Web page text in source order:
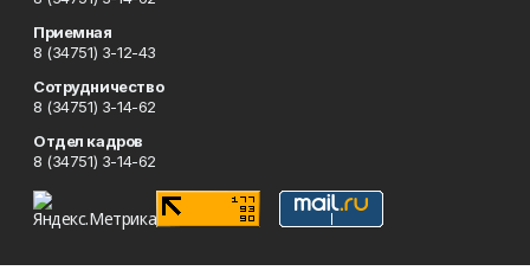
Приемная
8 (34751) 3-12-43
Сотрудничество
8 (34751) 3-14-62
Отдел кадров
8 (34751) 3-14-62